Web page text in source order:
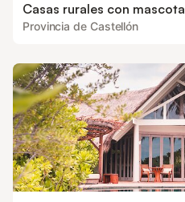
Casas rurales con mascota
Provincia de Castellón